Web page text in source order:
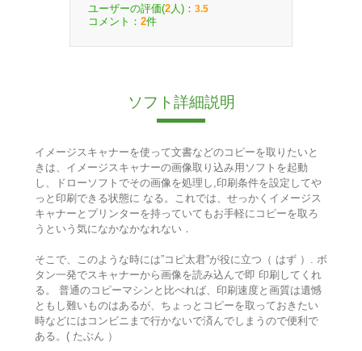
ユーザーの評価(2 人)： 3.5
コメント： 2件
ソフト詳細説明
イメージスキャナーを使って文書などのコピーを取りたいと
きは、イメージスキャナーの画像取り込み用ソフトを起動
し、ドローソフトでその画像を処理し,印刷条件を設定してや
っと印刷できる状態に なる。これでは、せっかくイメージス
キャナーとプリンターを持っていてもお手軽にコピーを取ろ
うという気になかなかなれない．
そこで、このような時には”コピ太君”が役に立つ（ はず ）. ボ
タン一発でスキャナーから画像を読み込んで即 印刷してくれ
る。 普通のコピーマシンと比べれば、印刷速度と画質は遺憾
ともし難いものはあるが、ちょっとコピーを取っておきたい
時などにはコンビニまで行かないで済んでしまうので便利で
ある。( たぶん ）